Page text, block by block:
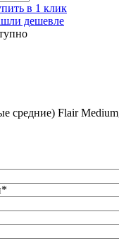
в 1 клик
дешевле
средние) Flair
*